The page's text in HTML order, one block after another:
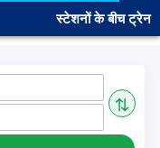
साइन इन
⇅